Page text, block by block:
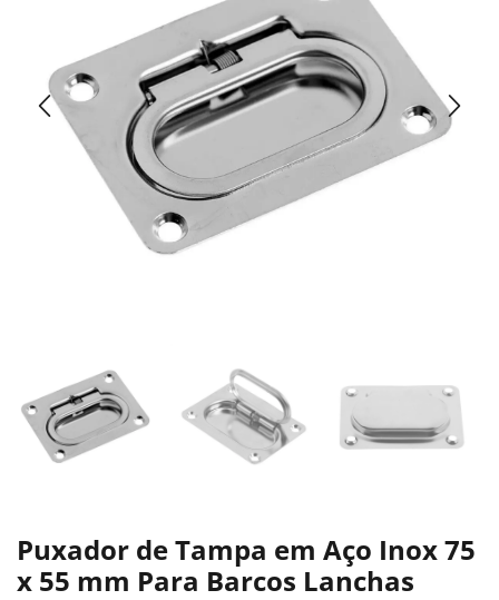
Puxador de Tampa em Aço Inox 75
x 55 mm Para Barcos Lanchas